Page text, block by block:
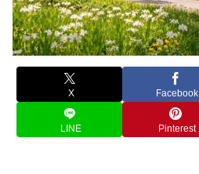
X Facebook
LINE Pinterest